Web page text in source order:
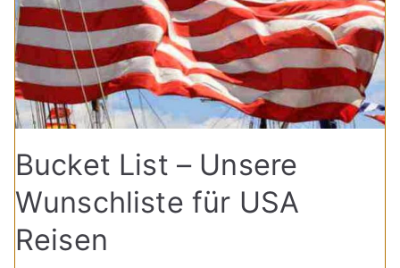
Bucket List – Unsere
Wunschliste für USA
Reisen